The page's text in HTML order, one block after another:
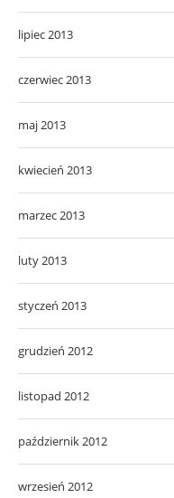
lipiec 2013
czerwiec 2013
maj 2013
kwiecień 2013
marzec 2013
luty 2013
styczeń 2013
grudzień 2012
listopad 2012
październik 2012
wrzesień 2012